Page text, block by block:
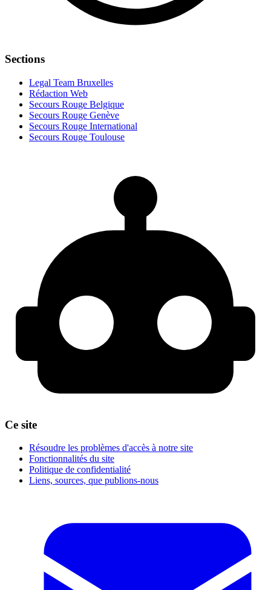
Sections
Legal Team Bruxelles
Rédaction Web
Secours Rouge Belgique
Secours Rouge Genève
Secours Rouge International
Secours Rouge Toulouse
Ce site
Résoudre les problèmes d'accès à notre site
Fonctionnalités du site
Politique de confidentialité
Liens, sources, que publions-nous